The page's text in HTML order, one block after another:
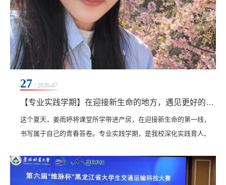
27 / 2026-07
【专业实践学期】在迎接新生命的地方，遇见更好的自己
这个夏天，姜雨婷将课堂所学带进产房，在迎接新生命的第一线，
书写属于自己的青春答卷。专业实践学期，是我校深化实践育人、
似不远的距离，却是每一位医学学子必经的成长之路。今天，让我
们走进医院产房，见证齐齐哈尔工程学院医学院助产学242班姜雨婷